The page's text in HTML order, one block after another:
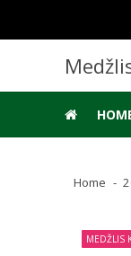
navigation
content
Home
MEDŽLIS